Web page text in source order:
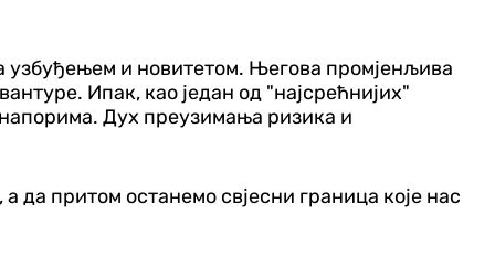
узбуђењем и новитетом. Његова промјенљива
Ипак, као један од "најсрећнијих"
Дух преузимања ризика и
да притом останемо свјесни граница које нас